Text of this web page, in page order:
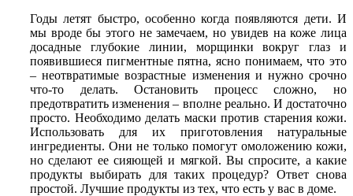
Годы летят быстро, особенно когда появляются дети. И
мы вроде бы этого не замечаем, но увидев на коже лица
досадные глубокие линии, морщинки вокруг глаз и
появившиеся пигментные пятна, ясно понимаем, что это
– неотвратимые возрастные изменения и нужно срочно
что-то делать. Остановить процесс сложно, но
предотвратить изменения – вполне реально. И достаточно
просто. Необходимо делать маски против старения кожи.
Использовать для их приготовления натуральные
ингредиенты. Они не только помогут омоложению кожи,
но сделают ее сияющей и мягкой. Вы спросите, а какие
продукты выбирать для таких процедур? Ответ снова
простой. Лучшие продукты из тех, что есть у вас в доме.